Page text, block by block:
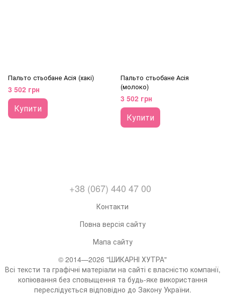
Пальто стьобане Асія (хакі)
3 502 грн
Купити
Пальто стьобане Асія
(молоко)
3 502 грн
Купити
+38 (067) 440 47 00
Контакти
Повна версія сайту
Мапа сайту
© 2014—2026 "ШИКАРНІ ХУТРА"
Всі тексти та графічні матеріали на сайті є власністю компанії,
копіювання без сповыщення та будь-яке використання
переслідується відповідно до Закону України.